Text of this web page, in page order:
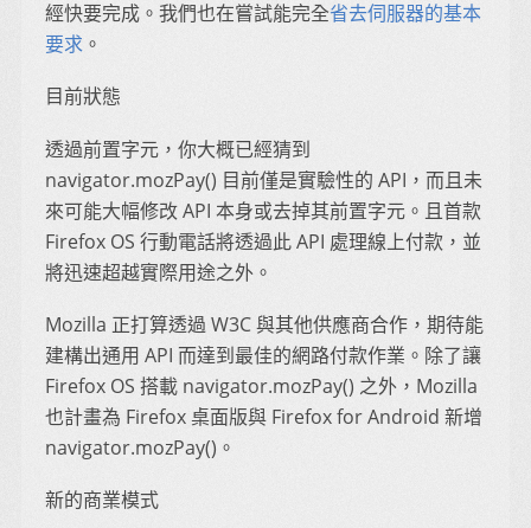
經快要完成。我們也在嘗試能完全省去伺服器的基本
要求 。
目前狀態
透過前置字元，你大概已經猜到
navigator.mozPay() 目前僅是實驗性的 API，而且未
來可能大幅修改 API 本身或去掉其前置字元。且首款
Firefox OS 行動電話將透過此 API 處理線上付款，並
將迅速超越實際用途之外。
Mozilla 正打算透過 W3C 與其他供應商合作，期待能
建構出通用 API 而達到最佳的網路付款作業。除了讓
Firefox OS 搭載 navigator.mozPay() 之外，Mozilla
也計畫為 Firefox 桌面版與 Firefox for Android 新增
navigator.mozPay()。
新的商業模式